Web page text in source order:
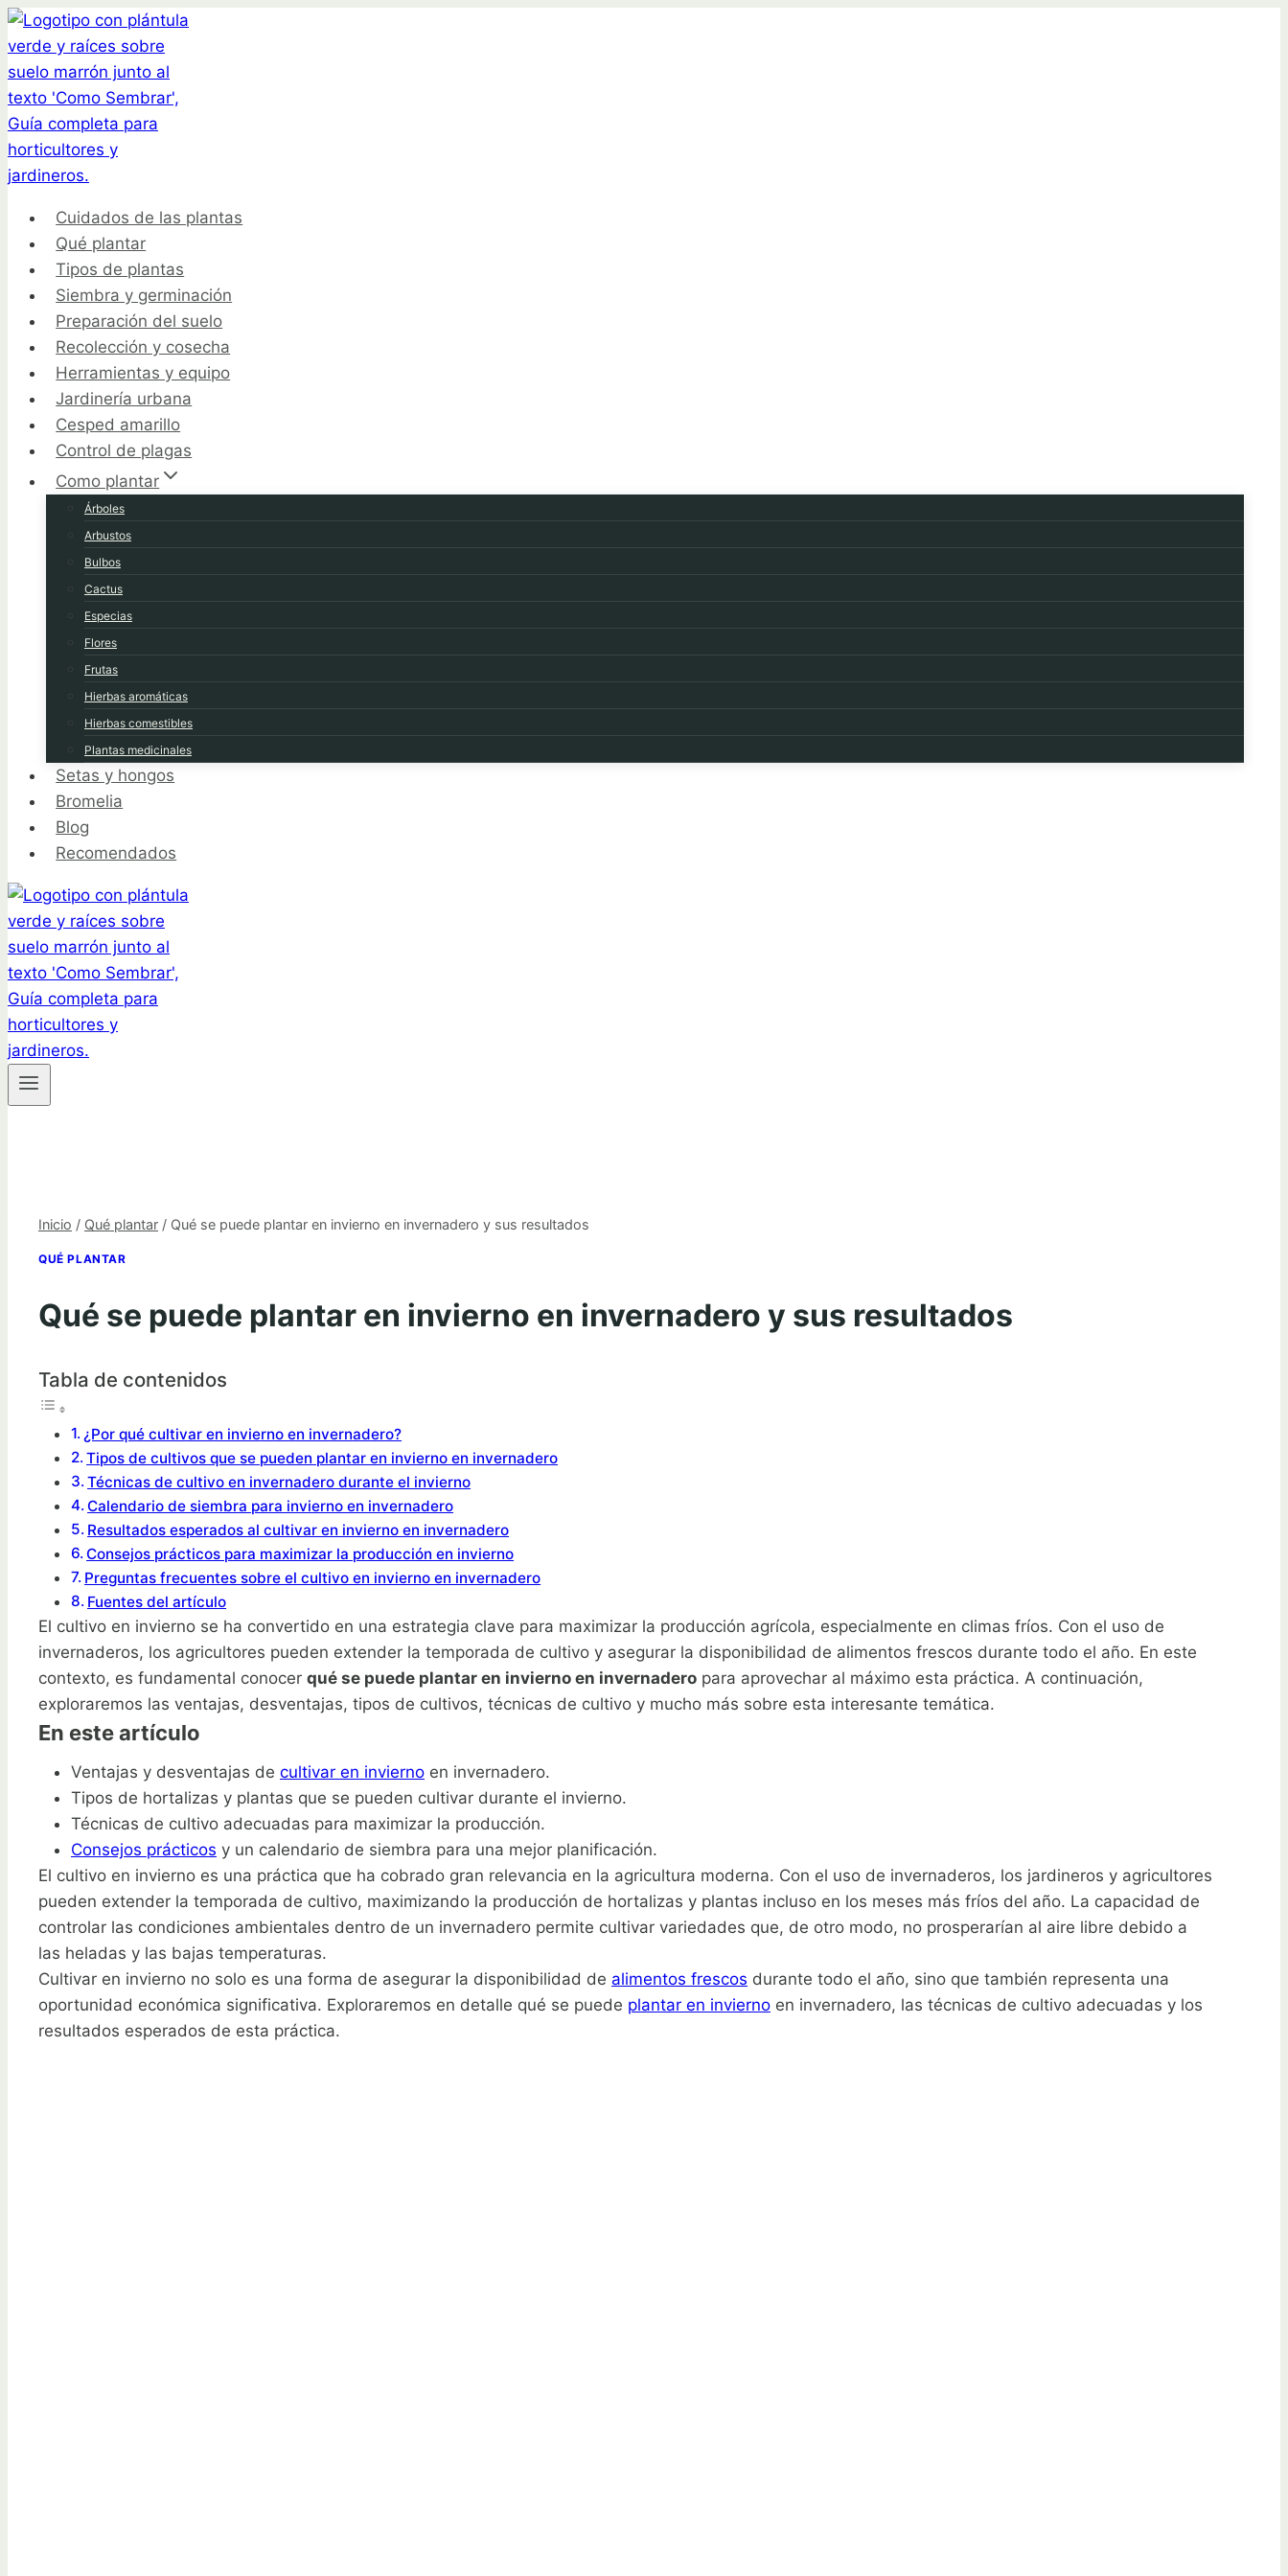
Saltar
al
contenido
Cuidados de las plantas
Qué plantar
Tipos de plantas
Siembra y germinación
Preparación del suelo
Recolección y cosecha
Herramientas y equipo
Jardinería urbana
Cesped amarillo
Control de plagas
Como plantar
Árboles
Arbustos
Bulbos
Cactus
Especias
Flores
Frutas
Hierbas aromáticas
Hierbas comestibles
Plantas medicinales
Setas y hongos
Bromelia
Blog
Recomendados
Inicio / Qué plantar / Qué se puede plantar en invierno en invernadero y sus resultados
QUÉ PLANTAR
Qué se puede plantar en invierno en invernadero y sus resultados
Tabla de contenidos
¿Por qué cultivar en invierno en invernadero?
Tipos de cultivos que se pueden plantar en invierno en invernadero
Técnicas de cultivo en invernadero durante el invierno
Calendario de siembra para invierno en invernadero
Resultados esperados al cultivar en invierno en invernadero
Consejos prácticos para maximizar la producción en invierno
Preguntas frecuentes sobre el cultivo en invierno en invernadero
Fuentes del artículo
El cultivo en invierno se ha convertido en una estrategia clave para maximizar la producción agrícola, especialmente en climas fríos. Con el uso de
invernaderos, los agricultores pueden extender la temporada de cultivo y asegurar la disponibilidad de alimentos frescos durante todo el año. En este
contexto, es fundamental conocer qué se puede plantar en invierno en invernadero para aprovechar al máximo esta práctica. A continuación,
exploraremos las ventajas, desventajas, tipos de cultivos, técnicas de cultivo y mucho más sobre esta interesante temática.
En este artículo
Ventajas y desventajas de cultivar en invierno en invernadero.
Tipos de hortalizas y plantas que se pueden cultivar durante el invierno.
Técnicas de cultivo adecuadas para maximizar la producción.
Consejos prácticos y un calendario de siembra para una mejor planificación.
El cultivo en invierno es una práctica que ha cobrado gran relevancia en la agricultura moderna. Con el uso de invernaderos, los jardineros y agricultores
pueden extender la temporada de cultivo, maximizando la producción de hortalizas y plantas incluso en los meses más fríos del año. La capacidad de
controlar las condiciones ambientales dentro de un invernadero permite cultivar variedades que, de otro modo, no prosperarían al aire libre debido a
las heladas y las bajas temperaturas.
Cultivar en invierno no solo es una forma de asegurar la disponibilidad de alimentos frescos durante todo el año, sino que también representa una
oportunidad económica significativa. Exploraremos en detalle qué se puede plantar en invierno en invernadero, las técnicas de cultivo adecuadas y los
resultados esperados de esta práctica.